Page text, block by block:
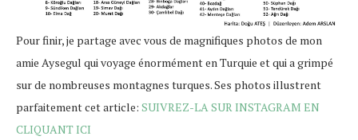
Pour finir, je partage avec vous de magnifiques photos de mon
amie Aysegul qui voyage énormément en Turquie et qui a grimpé
sur de nombreuses montagnes turques. Ses photos illustrent
parfaitement cet article: SUIVREZ-LA SUR INSTAGRAM EN
CLIQUANT ICI